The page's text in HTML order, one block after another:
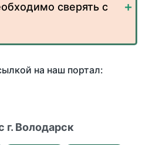
сверять с
на наш портал:
г. Володарск